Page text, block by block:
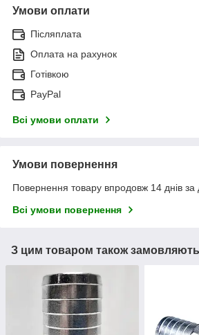
Умови оплати
Післяплата
Оплата на рахунок
Готівкою
PayPal
Всі умови оплати
Умови повернення
Повернення товару впродовж 14 днів за
Всі умови повернення
З цим товаром також замовляють